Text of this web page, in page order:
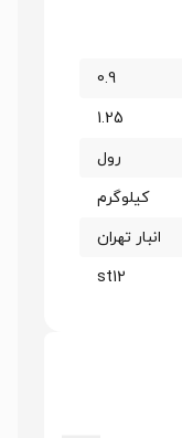
0.9
1.25
رول
کیلوگرم
انبار تهران
st12